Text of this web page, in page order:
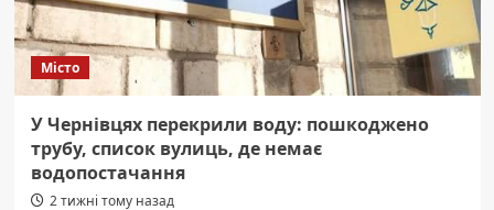
Місто
У Чернівцях перекрили воду: пошкоджено
трубу, список вулиць, де немає
водопостачання
2 тижні тому назад